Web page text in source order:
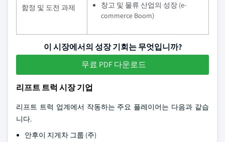
함정 및 도전 과제
창고 및 물류 산업의 성장 (e-
commerce Boom)
이 시장에서의 성장 기회는 무엇입니까?
무료 PDF 다운로드
리프트 트럭 시장 기업
리프트 트럭 업계에서 작동하는 주요 플레이어는 다음과 같습
니다.
안후이 지게차 그룹 (주)